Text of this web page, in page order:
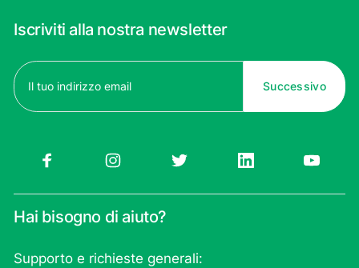
Iscriviti alla nostra newsletter
Email
(Obbligatorio)
Hai bisogno di aiuto?
Supporto e richieste generali: